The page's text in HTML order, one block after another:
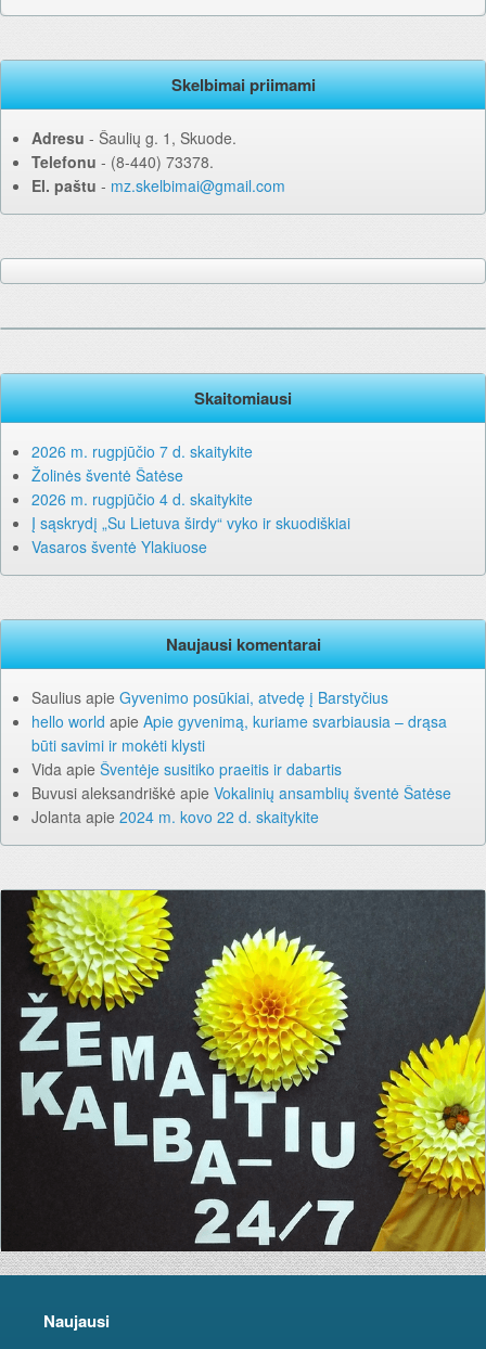
Skelbimai priimami
Adresu ‐ Šaulių g. 1, Skuode.
Telefonu ‐ (8-440) 73378.
El. paštu ‐ mz.skelbimai@gmail.com
Skaitomiausi
2026 m. rugpjūčio 7 d. skaitykite
Žolinės šventė Šatėse
2026 m. rugpjūčio 4 d. skaitykite
Į sąskrydį „Su Lietuva širdy“ vyko ir skuodiškiai
Vasaros šventė Ylakiuose
Naujausi komentarai
Saulius apie Gyvenimo posūkiai, atvedę į Barstyčius
hello world apie Apie gyvenimą, kuriame svarbiausia – drąsa
būti savimi ir mokėti klysti
Vida apie Šventėje susitiko praeitis ir dabartis
Buvusi aleksandriškė apie Vokalinių ansamblių šventė Šatėse
Jolanta apie 2024 m. kovo 22 d. skaitykite
Naujausi